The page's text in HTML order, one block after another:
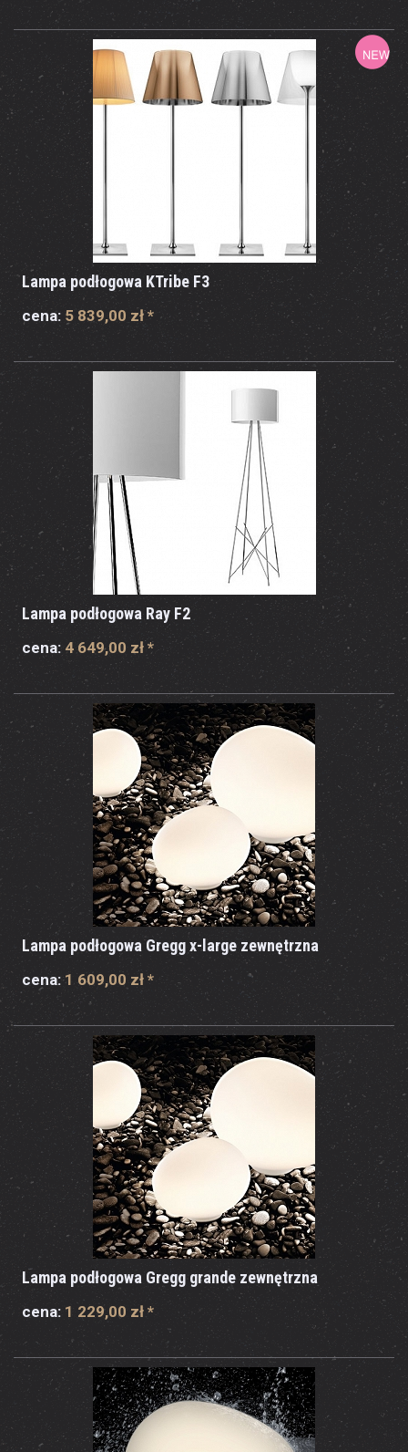
Lampa podłogowa KTribe F3
cena: 5 839,00 zł*
Lampa podłogowa Ray F2
cena: 4 649,00 zł *
Lampa podłogowa Gregg x-large zewnętrzna
cena: 1 609,00 zł *
Lampa podłogowa Gregg grande zewnętrzna
cena: 1 229,00 zł *